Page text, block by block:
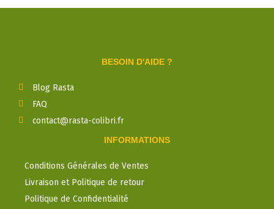
BESOIN D'AIDE ?
Blog Rasta
FAQ
contact@rasta-colibri.fr
INFORMATIONS
Conditions Générales de Ventes
Livraison et Politique de retour
Politique de Confidentialité